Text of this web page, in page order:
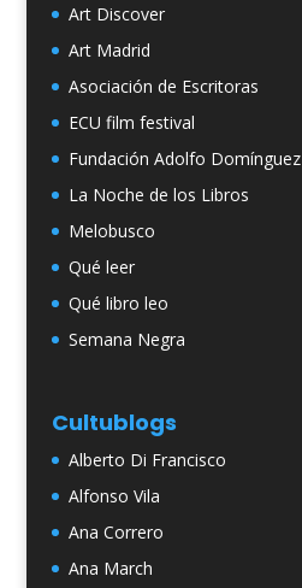
Art Discover
Art Madrid
Asociación de Escritoras
ECU film festival
Fundación Adolfo Domínguez
La Noche de los Libros
Melobusco
Qué leer
Qué libro leo
Semana Negra
Cultublogs
Alberto Di Francisco
Alfonso Vila
Ana Correro
Ana March